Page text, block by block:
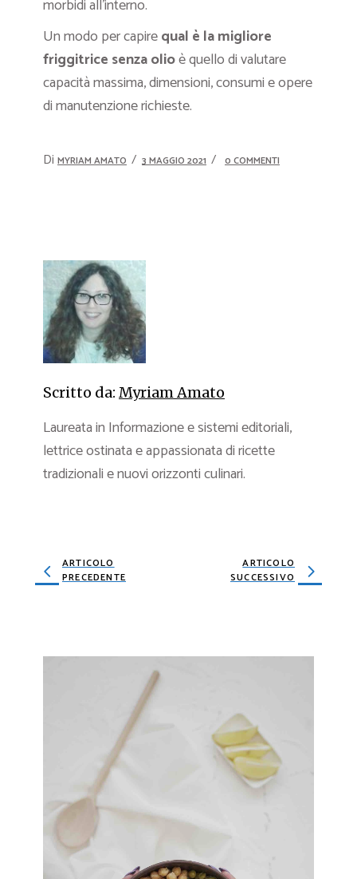
morbidi all’interno.
Un modo per capirequal è la migliore
friggitrice senza olioè quello di valutare
capacità massima, dimensioni, consumi e opere
di manutenzione richieste.
Di MYRIAM AMATO 3 MAGGIO 2021 0 COMMENTI
Scritto da: Myriam Amato
Laureata in Informazione e sistemi editoriali,
lettrice ostinata e appassionata di ricette
tradizionali e nuovi orizzonti culinari.
ARTICOLO
PRECEDENTE
ARTICOLO
SUCCESSIVO